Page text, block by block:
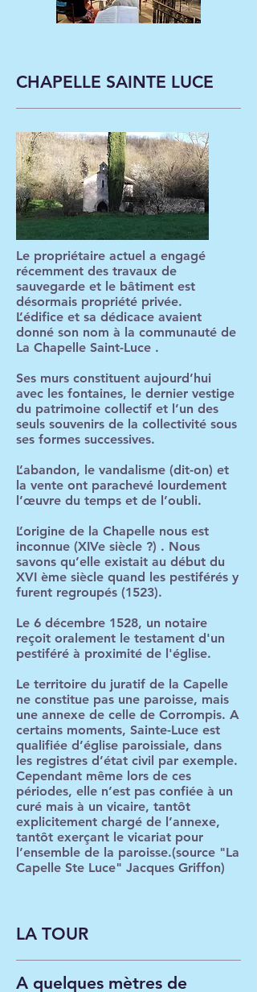
CHAPELLE SAINTE LUCE
Le propriétaire actuel a engagé
récemment des travaux de
sauvegarde et le bâtiment est
désormais propriété privée.
L’édifice et sa dédicace avaient
donné son nom à la communauté de
La Chapelle Saint-Luce .
Ses murs constituent aujourd’hui
avec les fontaines, le dernier vestige
du patrimoine collectif et l’un des
seuls souvenirs de la collectivité sous
ses formes successives.
L’abandon, le vandalisme (dit-on) et
la vente ont parachevé lourdement
l’œuvre du temps et de l’oubli.
L’origine de la Chapelle nous est
inconnue (XIVe siècle ?) . Nous
savons qu’elle existait au début du
XVI ème siècle quand les pestiférés y
furent regroupés (1523).
Le 6 décembre 1528, un notaire
reçoit oralement le testament d'un
pestiféré à proximité de l'église.
Le territoire du juratif de la Capelle
ne constitue pas une paroisse, mais
une annexe de celle de Corrompis. A
certains moments, Sainte-Luce est
qualifiée d’église paroissiale, dans
les registres d’état civil par exemple.
Cependant même lors de ces
périodes, elle n’est pas confiée à un
curé mais à un vicaire, tantôt
explicitement chargé de l’annexe,
tantôt exerçant le vicariat pour
l’ensemble de la paroisse.(source "La
Capelle Ste Luce" Jacques Griffon)
LA TOUR
A quelques mètres de